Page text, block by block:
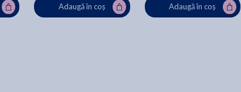
Adaugă în coș Adaugă în coș